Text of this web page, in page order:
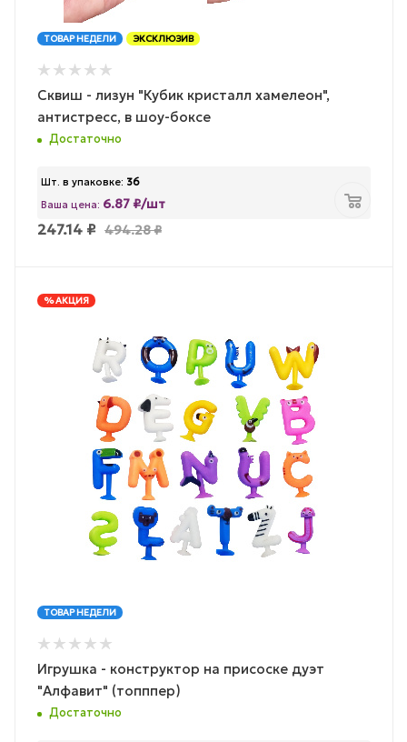
ТОВАР НЕДЕЛИ ЭКСКЛЮЗИВ
Сквиш - лизун "Кубик кристалл хамелеон",
антистресс, в шоу-боксе
Достаточно
Шт. в упаковке: 36
Ваша цена: 6.87 ₽/шт
247.14 ₽ 494.28₽
% АКЦИЯ
ТОВАР НЕДЕЛИ
Игрушка - конструктор на присоске дуэт
"Алфавит" (топппер)
Достаточно